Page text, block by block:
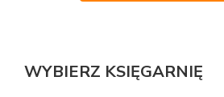
WYBIERZ KSIĘGARNIĘ